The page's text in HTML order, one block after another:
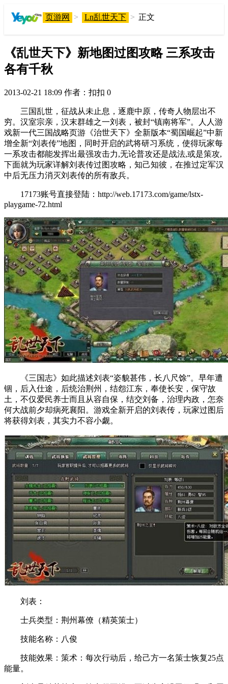
页游网 > Ln乱世天下 > 正文
《乱世天下》新地图过图攻略 三系攻击
各有千秋
2013-02-21 18:09 作者：扣扣 0
三国乱世，征战从未止息，逐鹿中原，传奇人物层出不
穷。汉室宗亲，汉末群雄之一刘表，被封“镇南将军”。人人游
戏新一代三国战略页游《治世天下》全新版本“蜀国崛起”中新
增全新“刘表传”地图，同时开启的武将研习系统，使得玩家每
一系攻击都能发挥出最强攻击力,无论普攻还是战法,或是策攻,
下面就为玩家详解刘表传过图攻略，知己知彼，在推过定军汉
中后无压力消灭刘表传的所有敌兵。
17173账号直接登陆：http://web.17173.com/game/lstx-
playgame-72.html
《三国志》如此描述刘表“姿貌甚伟，长八尺馀”。早年遭
锢，后入仕途，后统治荆州，结怨江东，奉使长安，保守故
土，不仅爱民养士而且从容自保，结交刘备，治理内政，怎奈
何大战前夕却病死襄阳。游戏全新开启的刘表传，玩家过图后
将获得刘表，其实力不容小觑。
刘表：
士兵类型：荆州幕僚（精英策士）
技能名称：八俊
技能效果：策术：每次行动后，给己方一名策士恢复25点
能量。